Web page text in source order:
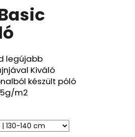
legújabb
Kiváló
készült póló
m2